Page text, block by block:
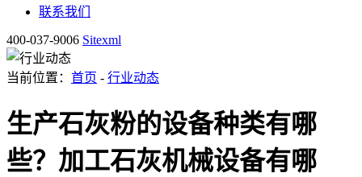
联系我们
400-037-9006 Sitexml
当前位置： 首页 - 行业动态
生产石灰粉的设备种类有哪
些？加工石灰机械设备有哪